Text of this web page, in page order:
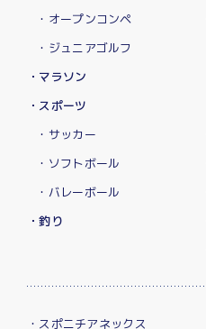
・オープンコンペ
・ジュニアゴルフ
・マラソン
・スポーツ
・サッカー
・ソフトボール
・バレーボール
・釣り
・スポニチアネックス